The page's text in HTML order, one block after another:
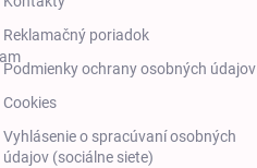
Reklamačný poriadok
Podmienky ochrany osobných údajov
Cookies
Vyhlásenie o spracúvaní osobných
údajov (sociálne siete)